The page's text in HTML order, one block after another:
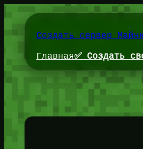
содержимомуСоздать сервер
Главная✅ Создать